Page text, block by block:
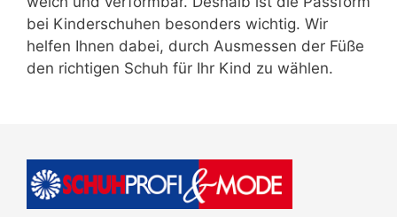
bei Kinderschuhen besonders wichtig. Wir
helfen Ihnen dabei, durch Ausmessen der Füße
den richtigen Schuh für Ihr Kind zu wählen.